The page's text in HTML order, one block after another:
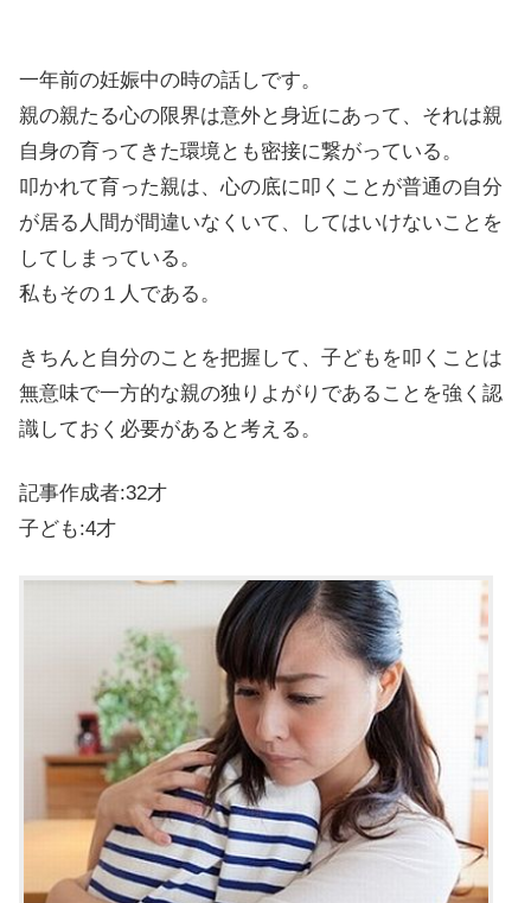
一年前の妊娠中の時の話しです。
親の親たる心の限界は意外と身近にあって、それは親
自身の育ってきた環境とも密接に繋がっている。
叩かれて育った親は、心の底に叩くことが普通の自分
が居る人間が間違いなくいて、してはいけないことを
してしまっている。
私もその１人である。
きちんと自分のことを把握して、子どもを叩くことは
無意味で一方的な親の独りよがりであることを強く認
識しておく必要があると考える。
記事作成者:32才
子ども:4才